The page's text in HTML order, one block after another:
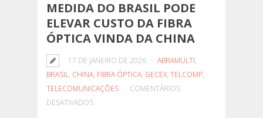
MEDIDA DO BRASIL PODE
ELEVAR CUSTO DA FIBRA
ÓPTICA VINDA DA CHINA
17 DE JANEIRO DE 2026 ABRAMULTI,
BRASIL, CHINA, FIBRA ÓPTICA, GECEX, TELCOMP,
TELECOMUNICAÇÕES
COMENTÁRIOS
DESATIVADOSEM